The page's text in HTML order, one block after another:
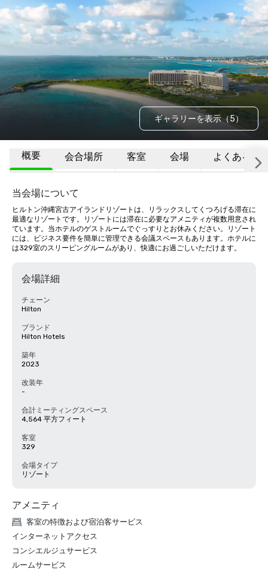
ギャラリーを表示（5）
概要 会合場所 客室 会場 よくある質
当会場について
ヒルトン沖縄宮古アイランドリゾートは、リラックスしてくつろげる滞在に
最適なリゾートです。リゾートには滞在に必要なアメニティが複数用意され
ています。当ホテルのゲストルームでぐっすりとお休みください。リゾート
には、ビジネス要件を簡単に管理できる会議スペースもあります。ホテルに
は329室のスリーピングルームがあり、快適にお過ごしいただけます。
会場詳細
チェーン
Hilton
ブランド
Hilton Hotels
築年
2023
改装年
-
合計ミーティングスペース
4,564 平方フィート
客室
329
会場タイプ
リゾート
アメニティ
客室の特徴および宿泊客サービス
インターネットアクセス
コンシエルジュサービス
ルームサービス